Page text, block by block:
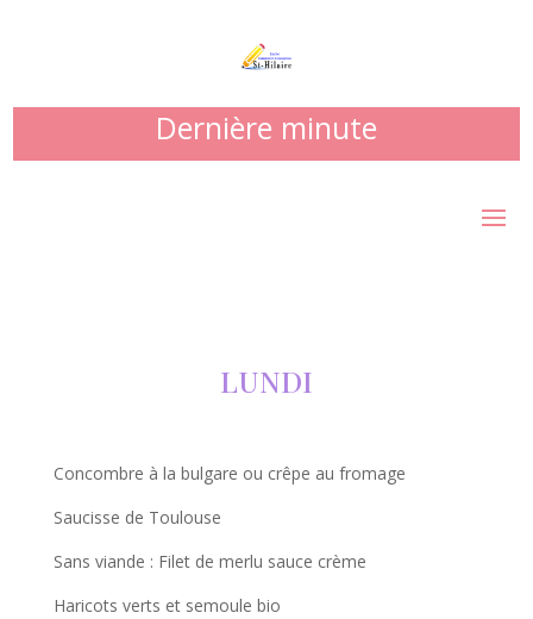
Dernière minute
LUNDI
Concombre à la bulgare ou crêpe au fromage
Saucisse de Toulouse
Sans viande : Filet de merlu sauce crème
Haricots verts et semoule bio